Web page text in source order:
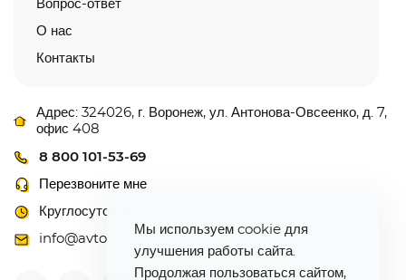
Вопрос-ответ
О нас
Контакты
Адрес: 324026, г. Воронеж, ул. Антонова-Овсеенко, д. 7,
офис 408
8 800 101-53-69
Перезвоните мне
Круглосуточно
info@avtovoz-centr.ru
Мы используем cookie для
улучшения работы сайта.
Продолжая пользоваться сайтом,